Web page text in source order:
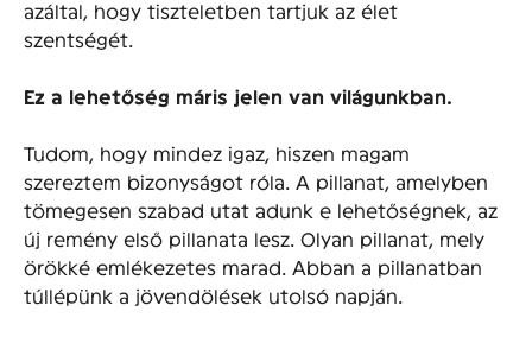
azáltal, hogy tiszteletben tartjuk az élet
szentségét.
Ez a lehetőség máris jelen van világunkban.
Tudom, hogy mindez igaz, hiszen magam
szereztem bizonyságot róla. A pillanat, amelyben
tömegesen szabad utat adunk e lehetőségnek, az
új remény első pillanata lesz. Olyan pillanat, mely
örökké emlékezetes marad. Abban a pillanatban
túllépünk a jövendölések utolsó napján.